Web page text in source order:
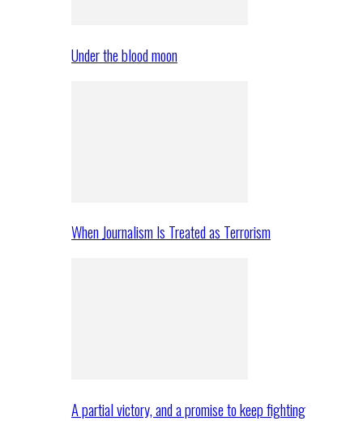
Under the blood moon
When Journalism Is Treated as Terrorism
A partial victory, and a promise to keep fighting